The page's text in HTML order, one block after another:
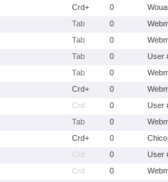
Crd+ 0
Tab 0
Tab 0
Tab 0
User
Tab 0
Crd+ 0
Crd 0
User
Tab 0
Crd+ 0
Crd 0
User
Crd 0